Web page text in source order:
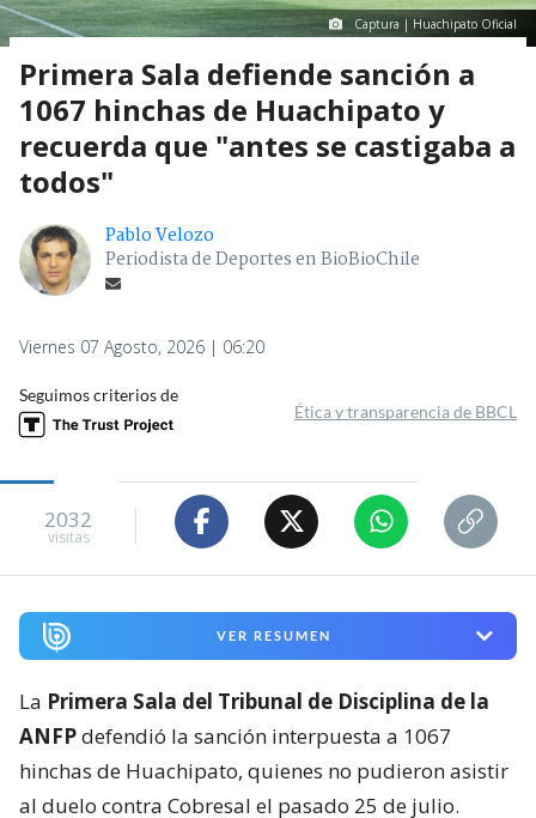
Captura | Huachipato Oficial
Primera Sala defiende sanción a
1067 hinchas de Huachipato y
recuerda que "antes se castigaba a
todos"
Pablo Velozo
Periodista de Deportes en BioBioChile
Viernes 07 Agosto, 2026 | 06:20
Seguimos criterios de
Ética y transparencia de BBCL
2032
visitas
VER RESUMEN
La Primera Sala del Tribunal de Disciplina de la
ANFPdefendió la sanción interpuesta a 1067
hinchas de Huachipato, quienes no pudieron asistir
al duelo contra Cobresal el pasado 25 de julio.